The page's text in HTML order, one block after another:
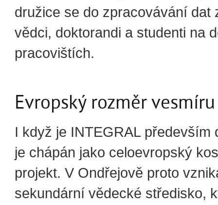
družice se do zpracovávání dat
vědci, doktorandi a studenti na
pracovištích.
Evropský rozměr vesmíru
I když je INTEGRAL především
je chápán jako celoevropský
projekt. V Ondřejově proto
sekundární vědecké středisko,